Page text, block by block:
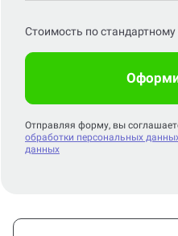
Стоимость по стандартному
Отправляя форму, вы
обработки персональных
данных